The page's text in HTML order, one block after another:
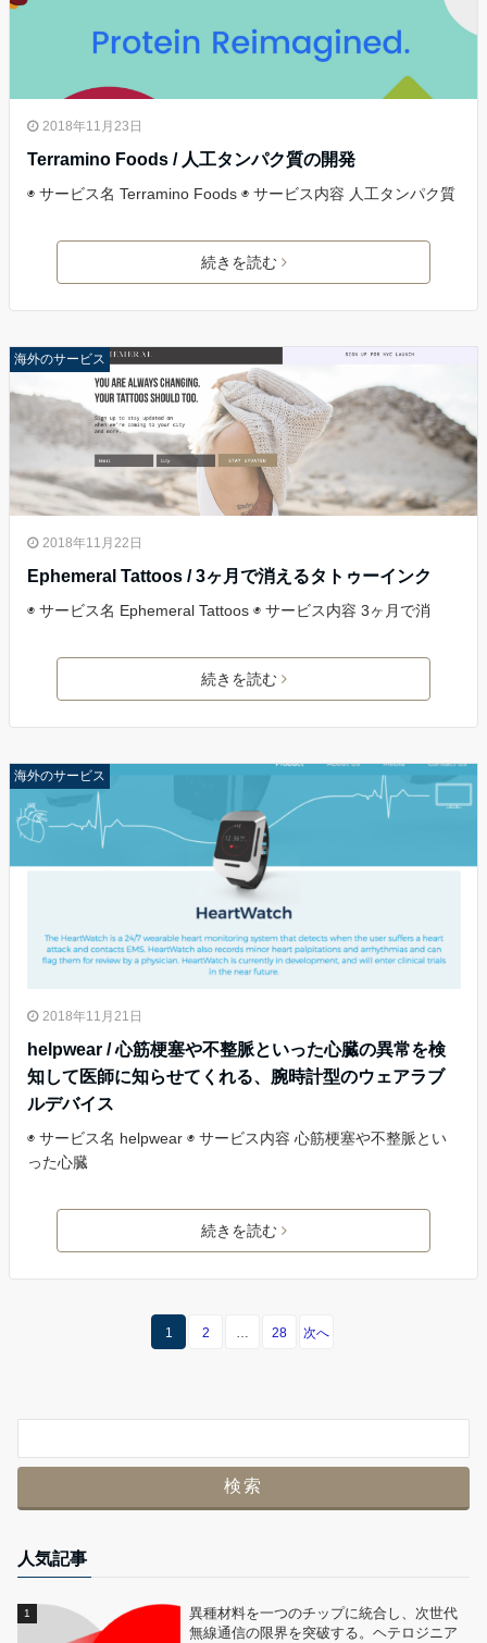
2018年11月23日
Terramino Foods / 人工タンパク質の開発
◉ サービス名 Terramino Foods ◉ サービス内容 人工タンパク質
続きを読む
海外のサービス
2018年11月22日
Ephemeral Tattoos / 3ヶ月で消えるタトゥーインク
◉ サービス名 Ephemeral Tattoos ◉ サービス内容 3ヶ月で消
続きを読む
海外のサービス
2018年11月21日
helpwear / 心筋梗塞や不整脈といった心臓の異常を検
知して医師に知らせてくれる、腕時計型のウェアラブ
ルデバイス
◉ サービス名 helpwear ◉ サービス内容 心筋梗塞や不整脈とい
った心臓
続きを読む
1 2 … 28 次へ
人気記事
異種材料を一つのチップに統合し、次世代
無線通信の限界を突破する。ヘテロジニア